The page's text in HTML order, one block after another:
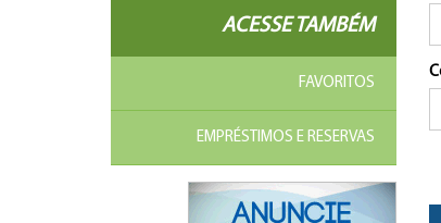
ACESSE TAMBÉM
FAVORITOS
EMPRÉSTIMOS E RESERVAS